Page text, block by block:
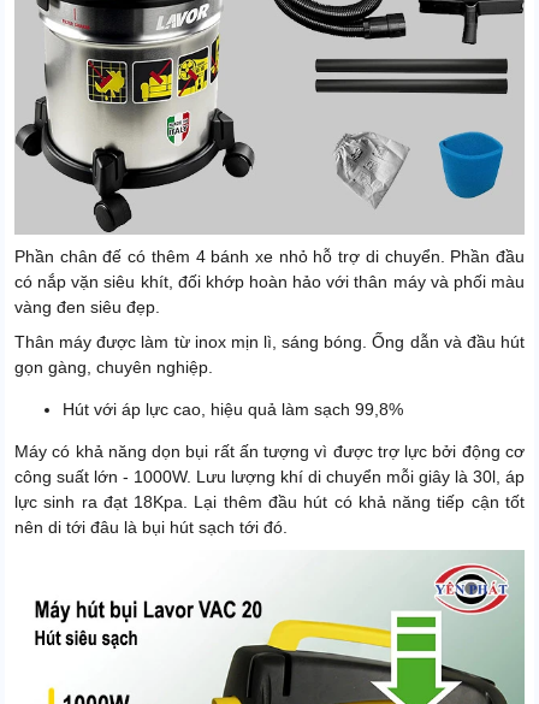
Phần chân đế có thêm 4 bánh xe nhỏ hỗ trợ di chuyển. Phần đầu
có nắp vặn siêu khít, đối khớp hoàn hảo với thân máy và phối màu
vàng đen siêu đẹp.
Thân máy được làm từ inox mịn lì, sáng bóng. Ống dẫn và đầu hút
gọn gàng, chuyên nghiệp.
Hút với áp lực cao, hiệu quả làm sạch 99,8%
Máy có khả năng dọn bụi rất ấn tượng vì được trợ lực bởi động cơ
công suất lớn - 1000W. Lưu lượng khí di chuyển mỗi giây là 30l, áp
lực sinh ra đạt 18Kpa. Lại thêm đầu hút có khả năng tiếp cận tốt
nên di tới đâu là bụi hút sạch tới đó.